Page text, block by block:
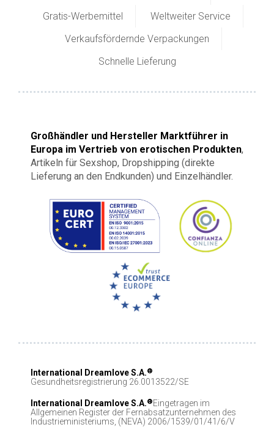
Gratis-Werbemittel
Weltweiter Service
Verkaufsfördernde Verpackungen
Schnelle Lieferung
Großhändler und Hersteller Marktführer in
Europa im Vertrieb von erotischen Produkten,
Artikeln für Sexshop, Dropshipping (direkte
Lieferung an den Endkunden) und Einzelhändler.
International Dreamlove S.A.®
Gesundheitsregistrierung 26.0013522/SE
International Dreamlove S.A.®Eingetragen im
Allgemeinen Register der Fernabsatzunternehmen des
Industrieministeriums, (NEVA) 2006/1539/01/41/6/V